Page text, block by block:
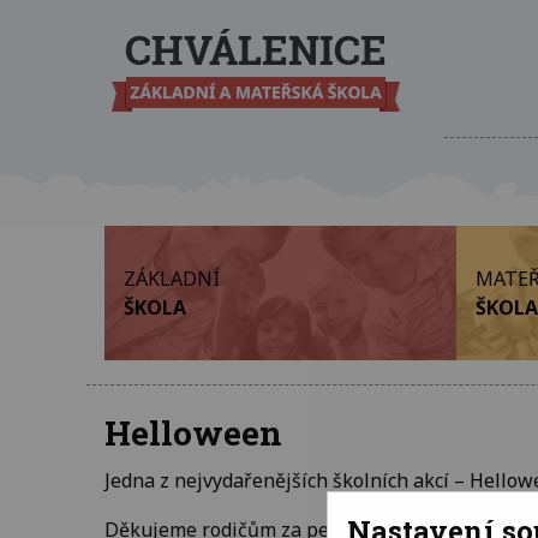
ZÁKLADNÍ
ŠKOLA
ŠKOLA
Helloween
Jedna z nejvydařenějších školních akcí –
Děkujeme rodičům za perfektní výtvory a ještě